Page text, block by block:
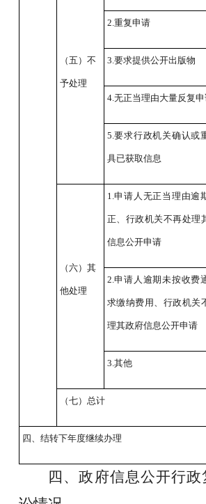
（五）不
予处理
2.重复申请
3.要求提供公开出版物
4.无正当理由大量反复
5.要求行政机关确认或
具已获取信息
（六）其
他处理
1.申请人无正当理由逾
正、行政机关不再处理
信息公开申请
2.申请人逾期未按收费
求缴纳费用、行政机关
理其政府信息公开申请
3.其他
（七）总计
四、结转下年度继续办理
四、政府信息公开行